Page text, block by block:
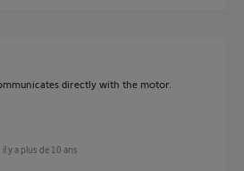
directly with the motor.
il y a plus de 10 ans